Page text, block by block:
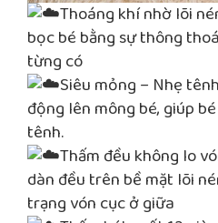
Thoáng khí nhờ lõi
bọc bé bằng sự thông
từng có
Siêu mỏng – Nhẹ
động lên mông bé, giúp
tênh.
Thấm đều không lo
dàn đều trên bề mặt lõi
trạng vón cục ở giữa